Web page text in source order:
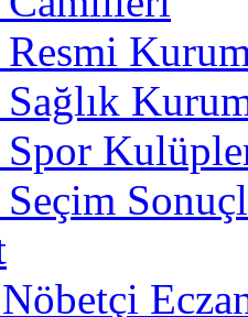
Spor